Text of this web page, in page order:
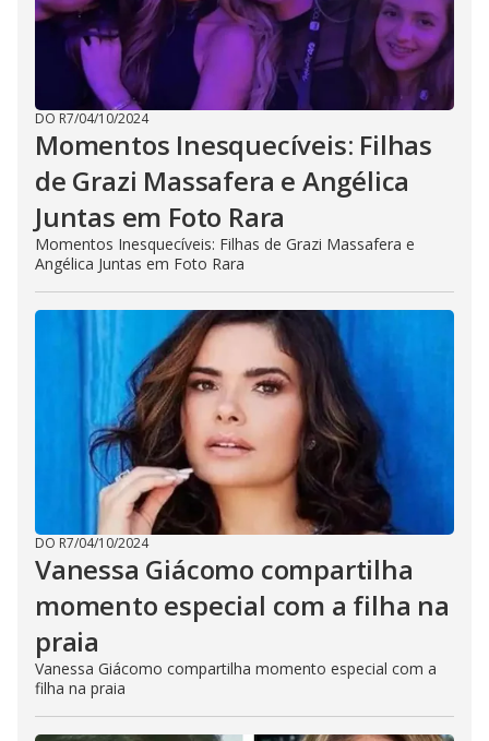
DO R7/04/10/2024
Momentos Inesquecíveis: Filhas
de Grazi Massafera e Angélica
Juntas em Foto Rara
Momentos Inesquecíveis: Filhas de Grazi Massafera e
Angélica Juntas em Foto Rara
DO R7/04/10/2024
Vanessa Giácomo compartilha
momento especial com a filha na
praia
Vanessa Giácomo compartilha momento especial com a
filha na praia